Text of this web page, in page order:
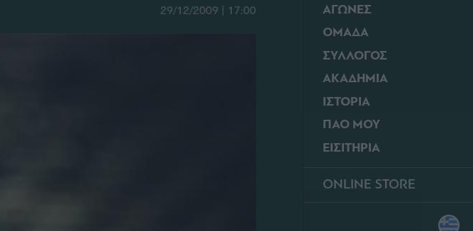
ΑΓΩΝΕΣ
ΟΜΑΔΑ
ΣΥΛΛΟΓΟΣ
ΑΚΑΔΗΜΙΑ
ΙΣΤΟΡΙΑ
ΠΑΟ ΜΟΥ
ΕΙΣΙΤΗΡΙΑ
ONLINE STORE
29/12/2009 | 17:00